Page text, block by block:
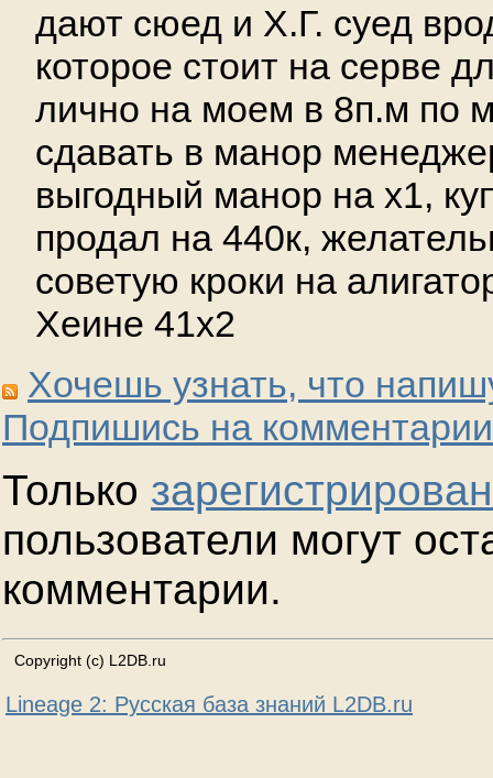
дают сюед и Х.Г. суед
которое стоит на серве
лично на моем в 8п.м по
сдавать в манор
выгодный манор на х1,
продал на 440к,
советую кроки на
Хеине 41х2
Хочешь узнать, что
Подпишись на
Только
пользователи могут
комментарии.
Copyright (c) L2DB.ru
Lineage 2: Русская база знаний L2DB.ru